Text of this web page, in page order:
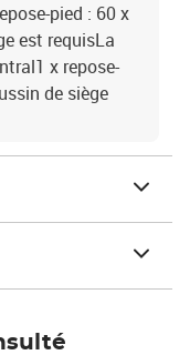
pied : 60 x
est requisLa
x repose-
de siège